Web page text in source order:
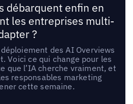
débarquent enfin en
les entreprises multi-
?
des AI Overviews
Voici ce qui change pour les
que l’IA cherche vraiment, et
responsables marketing
cette semaine.